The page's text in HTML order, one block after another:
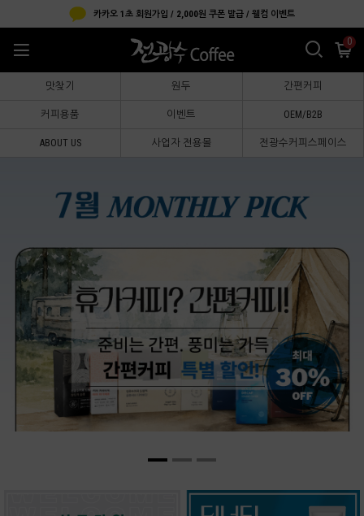
카카오 1초 회원가입 / 2,000원 쿠폰 발급 / 웰컴 이벤트
0
맛찾기 원두 간편커피
커피용품 이벤트 OEM/B2B
ABOUT US 사업자 전용몰 전광수커피스페이스